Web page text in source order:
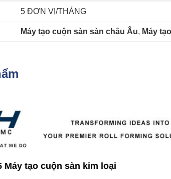
5 ĐƠN VỊ/THÁNG
Máy tạo cuộn sàn sàn châu Âu, Máy
Máy tạo cuộn sàn kim loại